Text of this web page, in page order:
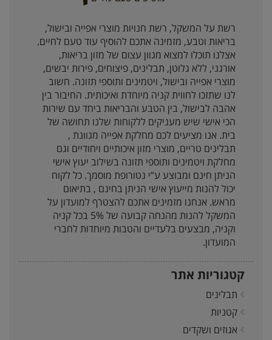
רשת על המשקל, רשת חנויות מוצרי אפייה ובישול,
בריאות וטבע, מזמינה אתכם להוסיף עוד טעם לחיים.
אצלנו תוכלו למצוא מגוון עצום של מזון בריאות,
אורגני, ללא גלוטן, תבלינים, פיצוחים, פירות יבשים,
מוצרי אפייה ובישול, ויטמינים ותוספי תזונה. חשוב
לנו שתזכו לחווית קניה מיוחדת ואיכותית. החיבור בין
אהבה לבישול, בין הטבע והבריאות ביחד עם שירות
הכי אישי שיש מעניקים ללקוחות שלנו תחושה של
בית. אנו מציעים לכם מחלקת אפייה מגוונת ,
תבלינים טריים, מוצרי מזון איכותיים ויחודיים וגם
מחלקת ויטמינים ותוספי תזונה בשילוב יעוץ אישי
הניתן חינם ומבוצע ע”י נטורופת מוסמך. כל לקוח
יכול להנות מייעוץ אישי הניתן בחינם , בתיאום
מראש. אנחנו מזמינים אתכם להצטרף למועדון על
המשקל להנות מהנחה קבועה של 5% בכל קניה
וקניה, מבצעים בלעדיים והטבות מיוחדות לחברי
המועדון.
קטגוריות אתר
תבלינים
קטניות
אגוזים ושקדים